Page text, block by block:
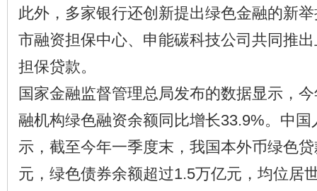
此外，多家银行还创新提出绿色金融的新
市融资担保中心、申能碳科技公司共同推
担保贷款。
国家金融监督管理总局发布的数据显示，
融机构绿色融资余额同比增长33.9%。中
示，截至今年一季度末，我国本外币绿色
元，绿色债券余额超过1.5万亿元，均位居